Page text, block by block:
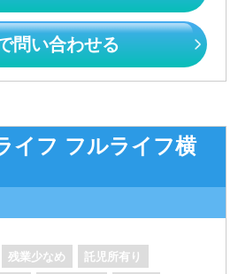
問い合わせる
イフ フルライフ横
残業少なめ 託児所有り